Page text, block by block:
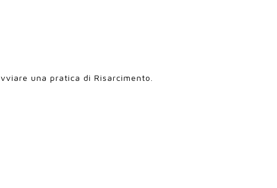
una pratica di Risarcimento.